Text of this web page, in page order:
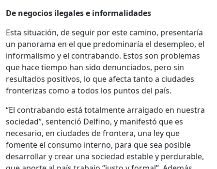
De negocios ilegales e informalidades
Esta situación, de seguir por este camino, presentaría
un panorama en el que predominaría el desempleo, el
informalismo y el contrabando. Estos son problemas
que hace tiempo han sido denunciados, pero sin
resultados positivos, lo que afecta tanto a ciudades
fronterizas como a todos los puntos del país.
“El contrabando está totalmente arraigado en nuestra
sociedad”, sentenció Delfino, y manifestó que es
necesario, en ciudades de frontera, una ley que
fomente el consumo interno, para que sea posible
desarrollar y crear una sociedad estable y perdurable,